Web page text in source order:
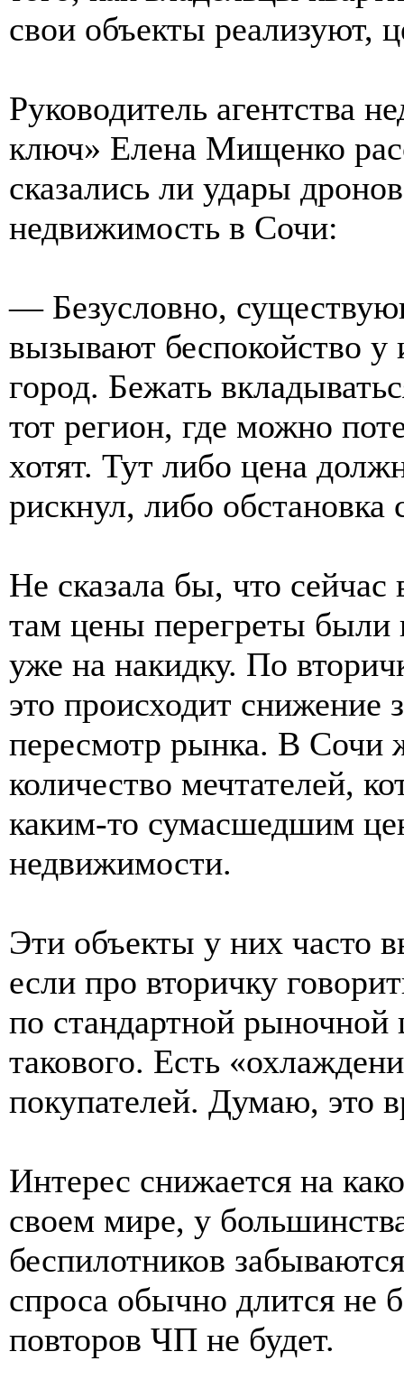
свои объекты реализуют,
Руководитель агентства
ключ» Елена Мищенко
сказались ли удары
недвижимость в Сочи:
— Безусловно,
вызывают беспокойство
город. Бежать
тот регион, где можно
хотят. Тут либо цена
рискнул, либо обстановка
Не сказала бы, что
там цены перегреты были
уже на накидку. По
это происходит
пересмотр рынка. В Сочи
количество мечтателей,
каким-то сумасшедшим
недвижимости.
Эти объекты у них часто
если про вторичку
по стандартной рыночной
такового. Есть
покупателей. Думаю, это
Интерес снижается на
своем мире, у
беспилотников
спроса обычно длится не
повторов ЧП не будет.